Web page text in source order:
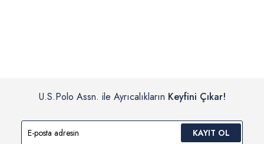
U.S.Polo Assn. ile Ayrıcalıkların Keyfini Çıkar!
KAYIT OL